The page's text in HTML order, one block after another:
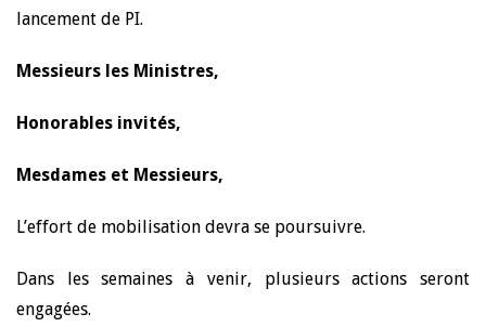
lancement de PI.
Messieurs les Ministres,
Honorables invités,
Mesdames et Messieurs,
L’effort de mobilisation devra se poursuivre.
Dans les semaines à venir, plusieurs actions seront
engagées.